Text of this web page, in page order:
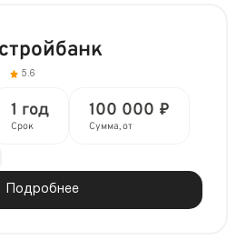
5.6
1 год
Срок
100 000 ₽
Сумма, от
Подробнее